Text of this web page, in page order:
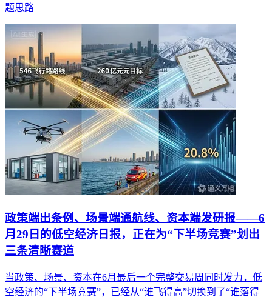
题思路
政策端出条例、场景端通航线、资本端发研报——6
月29日的低空经济日报，正在为“下半场竞赛”划出
三条清晰赛道
当政策、场景、资本在6月最后一个完整交易周同时发力，低
空经济的“下半场竞赛”，已经从“谁飞得高”切换到了“谁落得